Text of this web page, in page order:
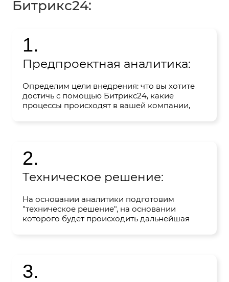
Битрикс24:
1.
Предпроектная аналитика:
Определим цели внедрения: что вы хотите
достичь с помощью Битрикс24, какие
процессы происходят в вашей компании,
2.
Техническое решение:
На основании аналитики подготовим
"техническое решение", на основании
которого будет происходить дальнейшая
3.